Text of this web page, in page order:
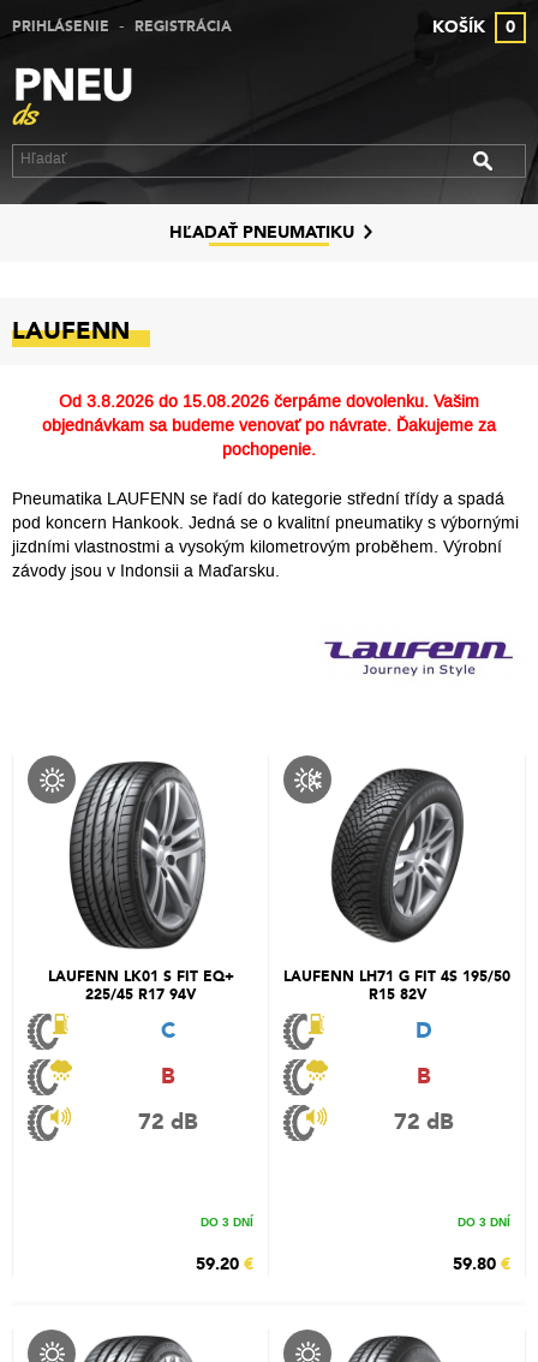
PRIHLÁSENIE - REGISTRÁCIA KOŠÍK 0
VÝPREDAJ PNEUMATÍK
VÝPREDAJ ALU DISKOV
VÝPREDAJ PLECHOVÝCH DISKOV
KONTAKT
PREČO MY
HĽADAŤ PNEUMATIKU
LAUFENN
Od 3.8.2026 do 15.08.2026 čerpáme dovolenku. Vašim
objednávkam sa budeme venovať po návrate. Ďakujeme za
pochopenie.
Pneumatika LAUFENN se řadí do kategorie střední třídy a spadá
pod koncern Hankook. Jedná se o kvalitní pneumatiky s výbornými
jizdními vlastnostmi a vysokým kilometrovým proběhem. Výrobní
závody jsou v Indonsii a Maďarsku.
LAUFENN LK01 S FIT EQ+
225/45 R17 94V
C
B
72 dB
DO 3 DNÍ
59.20 €
LAUFENN LH71 G FIT 4S 195/50
R15 82V
D
B
72 dB
DO 3 DNÍ
59.80 €